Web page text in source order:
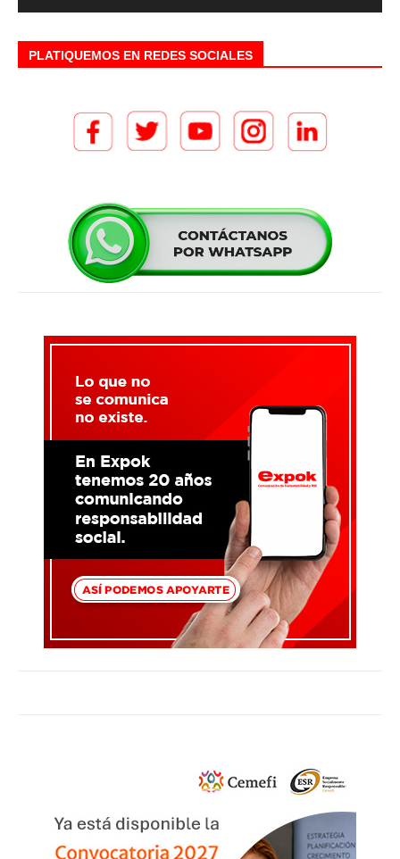
PLATIQUEMOS EN REDES SOCIALES